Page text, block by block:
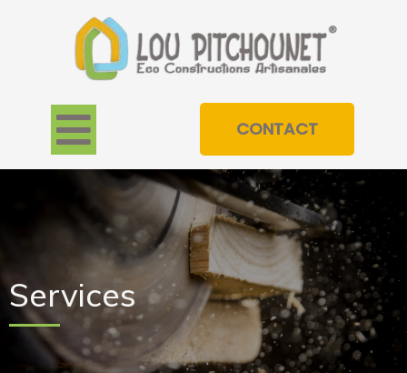
CONTACT
Services